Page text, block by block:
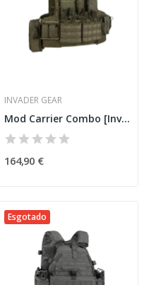
INVADER GEAR
Mod Carrier Combo [Invader Gear]
164,90 €
Esgotado